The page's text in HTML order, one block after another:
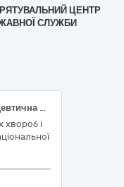
РЯТУВАЛЬНИЙ ЦЕНТР
СЛУЖБИ
ДК 021:2015 - 33600000-6 Фармацевтична продукція
хвороб і